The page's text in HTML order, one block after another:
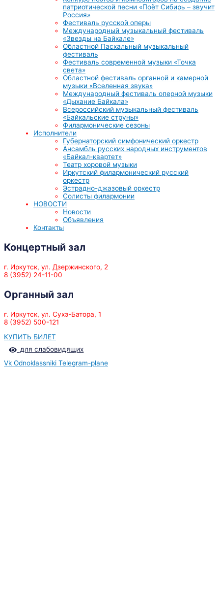
патриотической песни «Поёт Сибирь – звучит
Россия»
Фестиваль русской оперы
Международный музыкальный фестиваль
«Звезды на Байкале»
Областной Пасхальный музыкальный
фестиваль
Фестиваль современной музыки «Точка
света»
Областной фестиваль органной и камерной
музыки «Вселенная звука»
Международный фестиваль оперной музыки
«Дыхание Байкала»
Всероссийский музыкальный фестиваль
«Байкальские струны»
Филармонические сезоны
Исполнители
Губернаторский симфонический оркестр
Ансамбль русских народных инструментов
«Байкал-квартет»
Театр хоровой музыки
Иркутский филармонический русский
оркестр
Эстрадно-джазовый оркестр
Солисты филармонии
НОВОСТИ
Новости
Объявления
Контакты
Концертный зал
г. Иркутск, ул. Дзержинского, 2
8 (3952) 24-11-00
Органный зал
г. Иркутск, ул. Сухэ-Батора, 1
8 (3952) 500-121
КУПИТЬ БИЛЕТ
для слабовидящих
Vk Odnoklassniki Telegram-plane